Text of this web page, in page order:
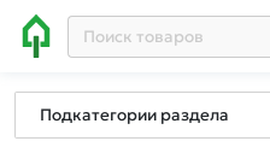
Подкатегории раздела